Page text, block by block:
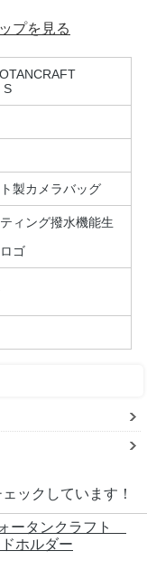
プを見る
S
製カメラバッグ
ィング撥水機能生
ゴ
ックしています！
ータンクラフト
ホルダー